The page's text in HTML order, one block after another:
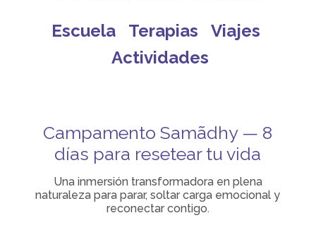
Escuela Terapias
Viajes
Actividades
Campamento Samãdhy — 8
días para resetear tu vida
Una inmersión transformadora en plena
naturaleza para parar, soltar carga emocional y
reconectar contigo.